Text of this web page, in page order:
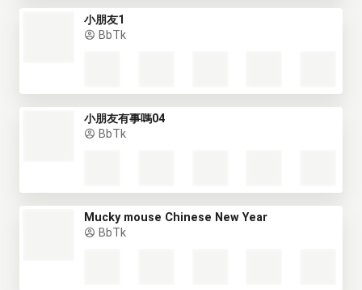
小朋友1
BbTk
小朋友有事嗎04
BbTk
Mucky mouse Chinese New Year
BbTk